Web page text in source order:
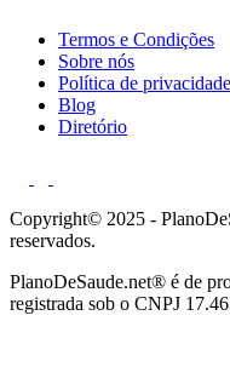
Termos e Condições
Sobre nós
Política de privacidade
Blog
Diretório
Copyright© 2025 -
reservados.
PlanoDeSaude.net® é de
registrada sob o CNPJ